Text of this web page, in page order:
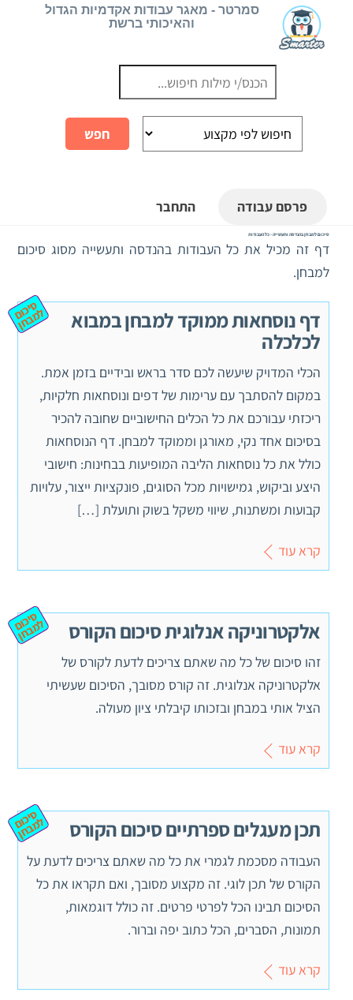
סמרטר - מאגר עבודות אקדמיות הגדול
והאיכותי ברשת
פרסם עבודה התחבר
סיכום למבחן בהנדסה ותעשייה - כל העבודות
דף זה מכיל את כל העבודות בהנדסה ותעשייה מסוג סיכום
למבחן.
דף נוסחאות ממוקד למבחן במבוא
לכלכלה
ס
יכ
ום ל
מ
ב
ח
ן
הכלי המדויק שיעשה לכם סדר בראש ובידיים בזמן אמת.
במקום להסתבך עם ערימות של דפים ונוסחאות חלקיות,
ריכזתי עבורכם את כל הכלים החישוביים שחובה להכיר
בסיכום אחד נקי, מאורגן וממוקד למבחן. דף הנוסחאות
כולל את כל נוסחאות הליבה המופיעות בבחינות: חישובי
היצע וביקוש, גמישויות מכל הסוגים, פונקציות ייצור, עלויות
קבועות ומשתנות, שיווי משקל בשוק ותועלת […]
קרא עוד
אלקטרוניקה אנלוגית סיכום הקורס ס
יכ
ום ל
מ
ב
ח
ן
זהו סיכום של כל מה שאתם צריכים לדעת לקורס של
אלקטרוניקה אנלוגית. זה קורס מסובך, הסיכום שעשיתי
הציל אותי במבחן ובזכותו קיבלתי ציון מעולה.
קרא עוד
תכן מעגלים ספרתיים סיכום הקורס ס
יכ
ום ל
מ
ב
ח
ן
העבודה מסכמת לגמרי את כל מה שאתם צריכים לדעת על
הקורס של תכן לוגי. זה מקצוע מסובך, ואם תקראו את כל
הסיכום תבינו הכל לפרטי פרטים. זה כולל דוגמאות,
תמונות, הסברים, הכל כתוב יפה וברור.
קרא עוד